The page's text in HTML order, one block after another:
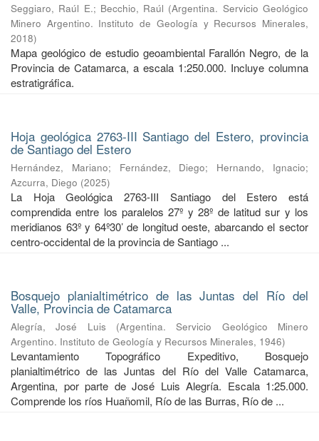
Seggiaro, Raúl E.; Becchio, Raúl (Argentina. Servicio Geológico
Minero Argentino. Instituto de Geología y Recursos Minerales,
2018)
Mapa geológico de estudio geoambiental Farallón Negro, de la
Provincia de Catamarca, a escala 1:250.000. Incluye columna
estratigráfica.
Hoja geológica 2763-III Santiago del Estero, provincia
de Santiago del Estero
Hernández, Mariano; Fernández, Diego; Hernando, Ignacio;
Azcurra, Diego (2025)
La Hoja Geológica 2763-III Santiago del Estero está
comprendida entre los paralelos 27º y 28º de latitud sur y los
meridianos 63º y 64º30’ de longitud oeste, abarcando el sector
centro-occidental de la provincia de Santiago ...
Bosquejo planialtimétrico de las Juntas del Río del
Valle, Provincia de Catamarca
Alegría, José Luis (Argentina. Servicio Geológico Minero
Argentino. Instituto de Geología y Recursos Minerales, 1946)
Levantamiento Topográfico Expeditivo, Bosquejo
planialtimétrico de las Juntas del Río del Valle Catamarca,
Argentina, por parte de José Luis Alegría. Escala 1:25.000.
Comprende los ríos Huañomil, Río de las Burras, Río de ...